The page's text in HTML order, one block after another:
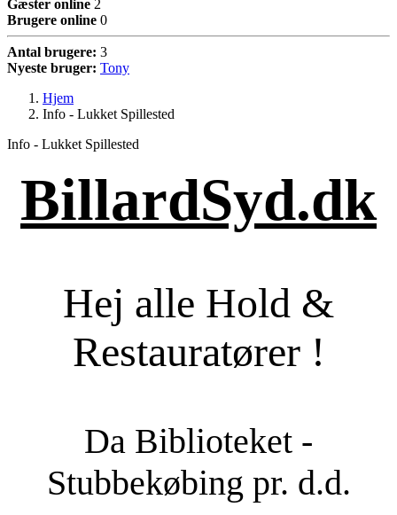
Gæster online 2
Brugere online 0
Antal brugere: 3
Nyeste bruger: Tony
Hjem
Info - Lukket Spillested
Info - Lukket Spillested
BillardSyd.dk
Hej alle Hold &
Restauratører !
Da Biblioteket -
Stubbekøbing pr. d.d.